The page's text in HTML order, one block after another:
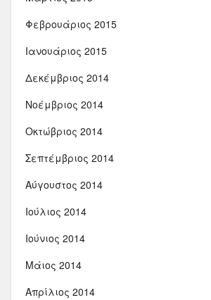
Φεβρουάριος 2015
Ιανουάριος 2015
Δεκέμβριος 2014
Νοέμβριος 2014
Οκτώβριος 2014
Σεπτέμβριος 2014
Αύγουστος 2014
Ιούλιος 2014
Ιούνιος 2014
Μάιος 2014
Απρίλιος 2014